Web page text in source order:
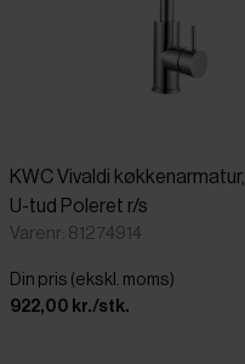
KWC Vivaldi køkkenarmatur,
U-tud Poleret r/s
Varenr: 81274914
Din pris (ekskl. moms)
922,00 kr./stk.